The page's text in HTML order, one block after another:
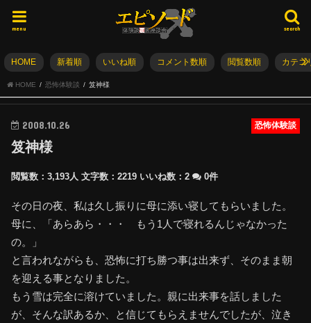
search
menu
HOME 新着順 いいね順 コメント数順 閲覧数順 カテゴ
HOME 恐怖体験談 笈神様
恐怖体験談
2008.10.26
笈神様
閲覧数：3,193人 文字数：2219 いいね数：2 0件
その日の夜、私は久し振りに母に添い寝してもらいました。
母に、「あらあら・・・ もう1人で寝れるんじゃなかった
の。」
と言われながらも、恐怖に打ち勝つ事は出来ず、そのまま朝
を迎える事となりました。
もう雪は完全に溶けていました。親に出来事を話しました
が、そんな訳あるか、と信じてもらえませんでしたが、泣き